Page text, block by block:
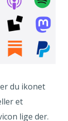
du ikonet
et
lige der.